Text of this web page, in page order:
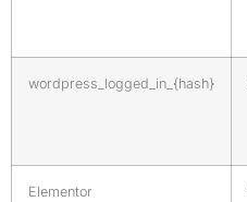
wordpress_logged_in_{hash}
Elementor